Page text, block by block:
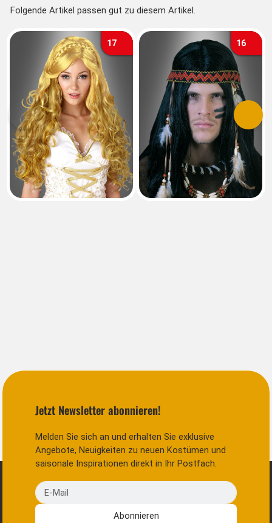
Folgende Artikel passen gut zu diesem Artikel.
17 16
Vorherige
Jetzt Newsletter abonnieren!
Melden Sie sich an und erhalten Sie exklusive
Angebote, Neuigkeiten zu neuen Kostümen und
saisonale Inspirationen direkt in Ihr Postfach.
E-Mail
Abonnieren